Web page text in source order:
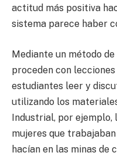
actitud más positiva
sistema parece haber
Mediante un método
proceden con
estudiantes leer y
utilizando los
Industrial, por ejemplo,
mujeres que
hacían en las minas de